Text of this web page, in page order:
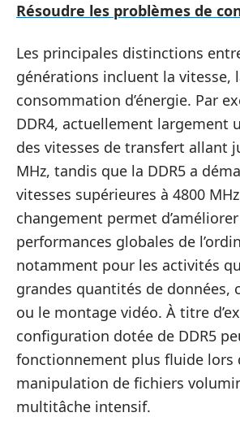
Résoudre les problèmes de
Les principales distinctions
générations incluent la vitesse,
consommation d’énergie. Par
DDR4, actuellement largement
des vitesses de transfert allant
MHz, tandis que la DDR5 a
vitesses supérieures à 4800
changement permet
performances globales de
notamment pour les activités
grandes quantités de données,
ou le montage vidéo. À titre
configuration dotée de DDR5
fonctionnement plus fluide lors
manipulation de fichiers
multitâche intensif.